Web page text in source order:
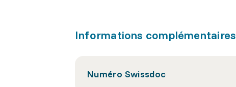
Informations complémentaires
Numéro Swissdoc